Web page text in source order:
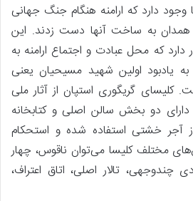
وجود دارد که ارامنه هنگام جنگ جهانی
به ساخت آنها دست زدند. این
دارد که محل عبادت و اجتماع ارامنه به
یادبود اولین شهید مسیحیان یعنی
کلیسای گریگوری استپان از آثار ملی
دو بخش سالن اصلی و کتابخانه
آجر خشتی استفاده شده و استحکام
مختلف کلیسا می‌توان ناقوس، چهار
تالار اصلی، اتاق اعتراف،